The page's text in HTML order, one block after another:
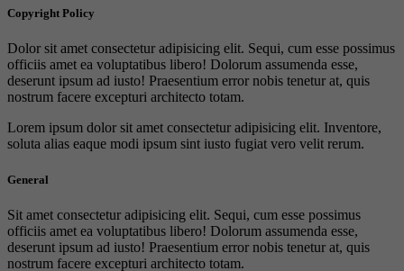
Copyright Policy
Dolor sit amet consectetur adipisicing elit. Sequi, cum esse possimus
officiis amet ea voluptatibus libero! Dolorum assumenda esse,
deserunt ipsum ad iusto! Praesentium error nobis tenetur at, quis
nostrum facere excepturi architecto totam.
Lorem ipsum dolor sit amet consectetur adipisicing elit. Inventore,
soluta alias eaque modi ipsum sint iusto fugiat vero velit rerum.
General
Sit amet consectetur adipisicing elit. Sequi, cum esse possimus
officiis amet ea voluptatibus libero! Dolorum assumenda esse,
deserunt ipsum ad iusto! Praesentium error nobis tenetur at, quis
nostrum facere excepturi architecto totam.